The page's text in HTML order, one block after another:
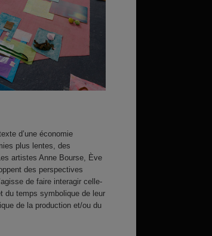
d’une économie
plus lentes, des
artistes Anne Bourse, Ève
des perspectives
de faire interagir celle-
du temps symbolique de leur
de la production et/ou du